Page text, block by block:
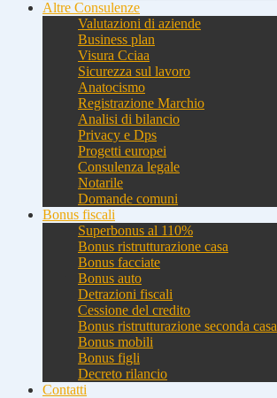
Altre Consulenze
Valutazioni di aziende
Business plan
Visura Cciaa
Sicurezza sul lavoro
Anatocismo
Registrazione Marchio
Analisi di bilancio
Privacy e Dps
Progetti europei
Consulenza legale
Notarile
Domande comuni
Bonus fiscali
Superbonus al 110%
Bonus ristrutturazione casa
Bonus facciate
Bonus auto
Detrazioni fiscali
Cessione del credito
Bonus ristrutturazione seconda casa
Bonus mobili
Bonus figli
Decreto rilancio
Contatti